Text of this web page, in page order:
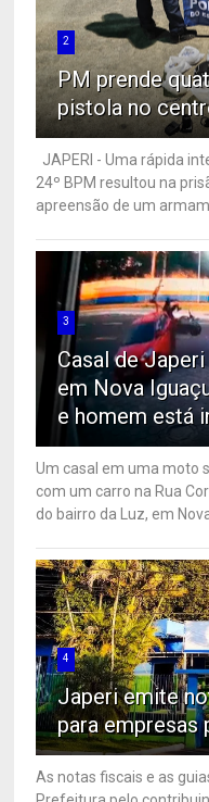
2
PM prende
pistola no
JAPERI - Uma rápida
24º BPM resultou na
apreensão de um
3
Casal de
em Nova
e homem está
Um casal em uma moto
com um carro na Rua
do bairro da Luz, em
4
Japeri emite
para
As notas fiscais e as